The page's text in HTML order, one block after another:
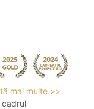
mai multe >>
cadrul